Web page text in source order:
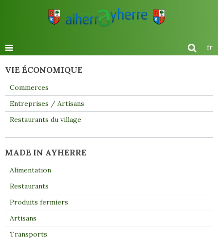
fr
VIE ÉCONOMIQUE
Commerces
Entreprises / Artisans
Restaurants du village
MADE IN AYHERRE
Alimentation
Restaurants
Produits fermiers
Artisans
Transports